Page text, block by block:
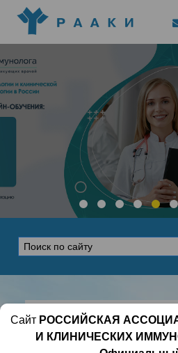
Клинические
Позиционные
EAACI/РААКИ
Диджитал
Цифровой
Сайт РОССИЙСКАЯ
И КЛИНИЧЕСКИХ